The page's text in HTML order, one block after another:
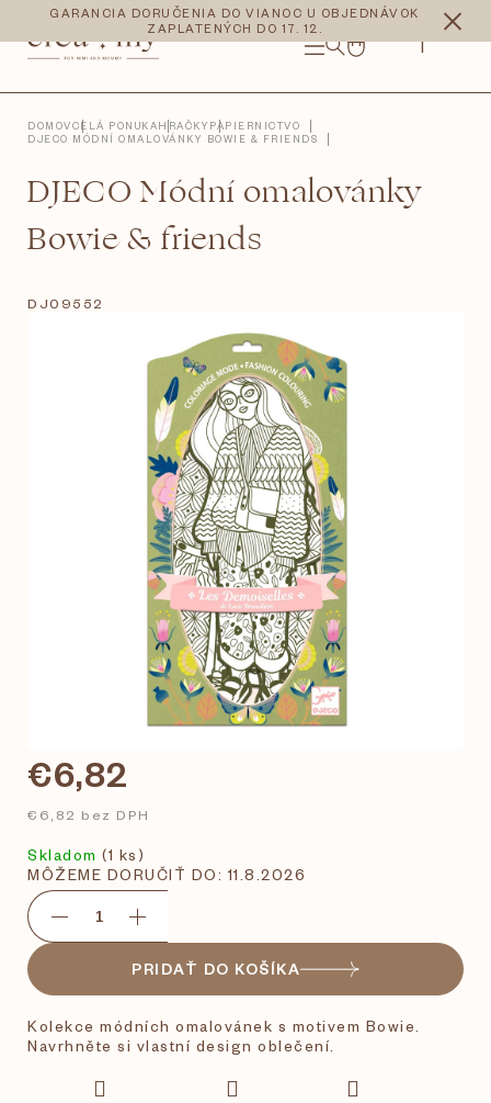
obsah
GARANCIA DORUČENIA DO VIANOC U OBJEDNÁVOK
ZAPLATENÝCH DO 17. 12.
NÁKUPNÝ
CZK EUR
DOMOVCELÁ PONUKAHRAČKY PAPIERNICTVO
DJECO MÓDNÍ OMALOVÁNKY BOWIE & FRIENDS
DJECO Módní omalovánky
Bowie & friends
DJ09552
€6,82
€6,82 bez DPH
Skladom (1 ks)
MÔŽEME DORUČIŤ DO: 11.8.2026
PRIDAŤ DO KOŠÍKA
Kolekce módních omalovánek s motivem Bowie.
Navrhněte si vlastní design oblečení.